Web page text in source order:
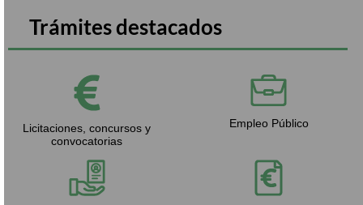
Trámites destacados
Licitaciones, concursos y
convocatorias
Empleo Público